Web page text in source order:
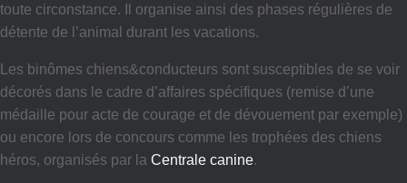
toute circonstance. Il organise ainsi des phases régulières de
détente de l’animal durant les vacations.
Les binômes chiens&conducteurs sont susceptibles de se voir
décorés dans le cadre d’affaires spécifiques (remise d’une
médaille pour acte de courage et de dévouement par exemple)
ou encore lors de concours comme les trophées des chiens
héros, organisés par la Centrale canine.